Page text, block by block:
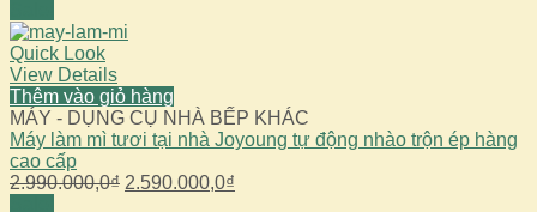
Quick Look
View Details
Thêm vào giỏ hàng
MÁY - DỤNG CỤ NHÀ BẾP KHÁC
Máy làm mì tươi tại nhà Joyoung tự động nhào trộn ép hàng
cao cấp
2.990.000,0₫ Giá
2.590.000,0₫